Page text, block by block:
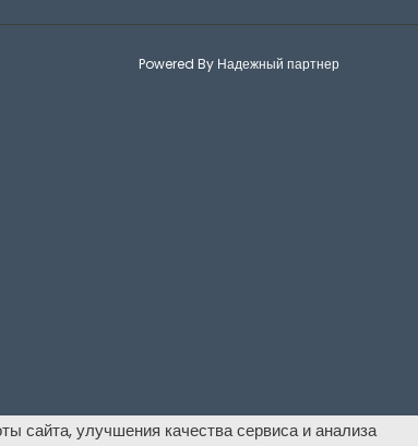
Powered By Надежный партнер
сайта, улучшения качества сервиса и анализа